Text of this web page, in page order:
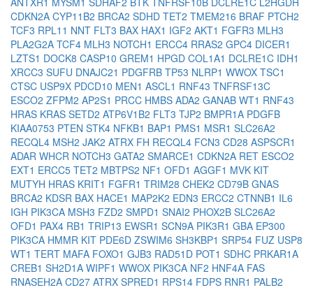
CDKN2A CYP11B2 BRCA2 SDHD TET2 TMEM216 BRAF PTCH2
TCF3 RPL11 NNT FLT3 BAX HAX1 IGF2 AKT1 FGFR3 MLH3
PLA2G2A TCF4 MLH3 NOTCH1 ERCC4 RRAS2 GPC4 DICER1
LZTS1 DOCK8 CASP10 GREM1 HPGD COL1A1 DCLRE1C IDH1
XRCC3 SUFU DNAJC21 PDGFRB TP53 NLRP1 WWOX TSC1
CTSC USP9X PDCD10 MEN1 ASCL1 RNF43 TNFRSF13C
ESCO2 ZFPM2 AP2S1 PRCC HMBS ADA2 GANAB WT1 RNF43
HRAS KRAS SETD2 ATP6V1B2 FLT3 TJP2 BMPR1A PDGFB
KIAA0753 PTEN STK4 NFKB1 BAP1 PMS1 MSR1 SLC26A2
RECQL4 MSH2 JAK2 ATRX FH RECQL4 FCN3 CD28 ASPSCR1
ADAR WHCR NOTCH3 GATA2 SMARCE1 CDKN2A RET ESCO2
EXT1 ERCC5 TET2 MBTPS2 NF1 OFD1 AGGF1 MVK KIT
MUTYH HRAS KRIT1 FGFR1 TRIM28 CHEK2 CD79B GNAS
BRCA2 KDSR BAX HACE1 MAP2K2 EDN3 ERCC2 CTNNB1 IL6
IGH PIK3CA MSH3 FZD2 SMPD1 SNAI2 PHOX2B SLC26A2
OFD1 PAX4 RB1 TRIP13 EWSR1 SCN9A PIK3R1 GBA EP300
PIK3CA HMMR KIT PDE6D ZSWIM6 SH3KBP1 SRP54 FUZ USP8
WT1 TERT MAFA FOXO1 GJB3 RAD51D POT1 SDHC PRKAR1A
CREB1 SH2D1A WIPF1 WWOX PIK3CA NF2 HNF4A FAS
RNASEH2A CD27 ATRX SPRED1 RPS14 FDPS RNR1 PALB2